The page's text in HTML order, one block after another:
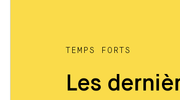
TEMPS FORTS
Les